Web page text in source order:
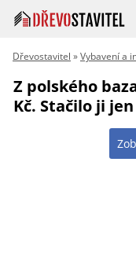
Dřevostavitel »Vybavení a
Z polského
Kč. Stačilo ji